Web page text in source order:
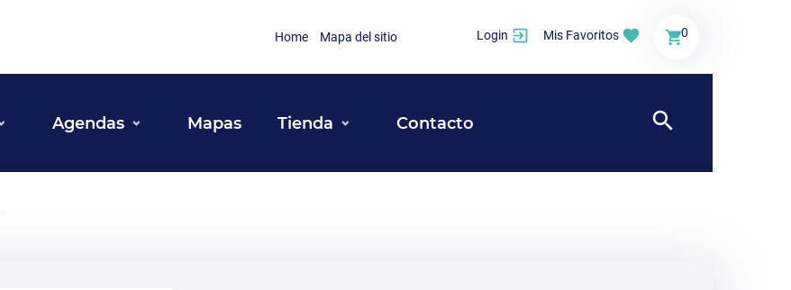
Mapa del sitio
Home Login Mis Favoritos 0
Agendas Mapas Tienda Contacto